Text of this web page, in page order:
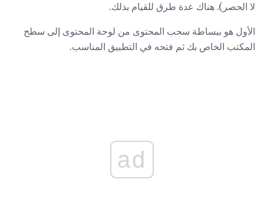
لا الحصر). هناك عدة طرق للقيام بذلك.
الأول هو ببساطة سحب المحتوى من لوحة المحتوى إلى سطح
المكتب الخاص بك ثم فتحه في التطبيق المناسب.
ad